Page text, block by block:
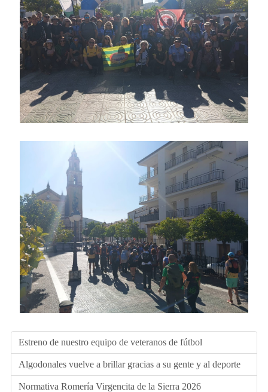
Estreno de nuestro equipo de veteranos de fútbol
Algodonales vuelve a brillar gracias a su gente y al deporte
Normativa Romería Virgencita de la Sierra 2026